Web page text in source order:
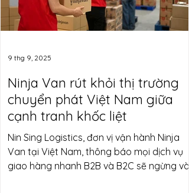
Ninja Van rút khỏi thị trường
chuyển phát Việt Nam giữa
cạnh tranh khốc liệt
Nin Sing Logistics, đơn vị vận hành Ninja
Van tại Việt Nam, thông báo mọi dịch vụ
giao hàng nhanh B2B và B2C sẽ ngừng vào
9 thg 9, 2025